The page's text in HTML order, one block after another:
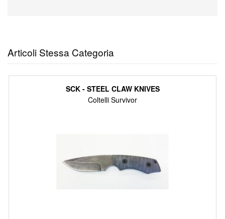
Articoli Stessa Categoria
SCK - STEEL CLAW KNIVES
Coltelli Survivor